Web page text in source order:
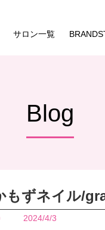
サロン一覧
Blog
もずネイル/
2024/4/3